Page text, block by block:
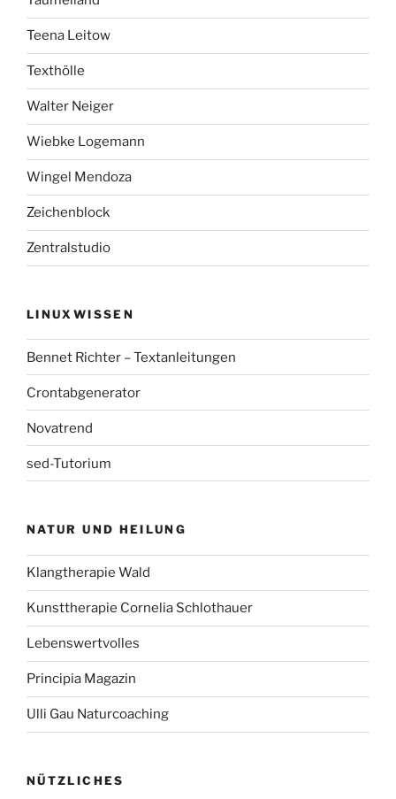
Teena Leitow
Texthölle
Walter Neiger
Wiebke Logemann
Wingel Mendoza
Zeichenblock
Zentralstudio
LINUXWISSEN
Bennet Richter – Textanleitungen
Crontabgenerator
Novatrend
sed-Tutorium
NATUR UND HEILUNG
Klangtherapie Wald
Kunsttherapie Cornelia Schlothauer
Lebenswertvolles
Principia Magazin
Ulli Gau Naturcoaching
NÜTZLICHES